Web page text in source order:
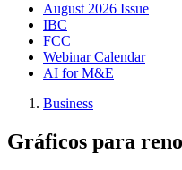
August 2026 Issue
IBC
FCC
Webinar Calendar
AI for M&E
Business
Gráficos para